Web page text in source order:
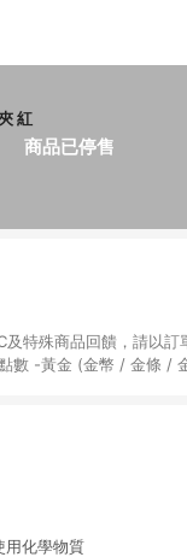
商品已停售
紅
，請以訂單成立通知為準 1.
數 -黃金 (金幣 / 金條 /
中有標示「商店」及顯
化學物質